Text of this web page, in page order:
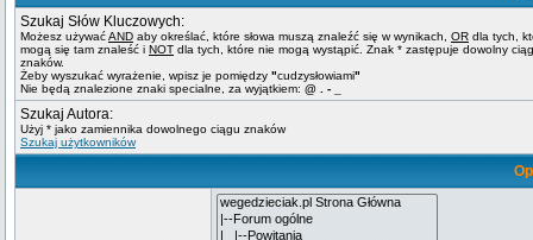
Szukaj Słów Kluczowych:
Możesz używaćAND aby określać, które słowa muszą znaleźć się w wynikach, OR dla tych,
mogą się tam znaleść i NOT dla tych, które nie mogą wystąpić. Znak * zastępuje dowolny ciąg
znaków.
Żeby wyszukać wyrażenie, wpisz je pomiędzy "cudzysłowiami"
Nie będą znalezione znaki specialne, za wyjątkiem: @ . - _
Szukaj Autora:
Użyj * jako zamiennika dowolnego ciągu znaków
Szukaj użytkowników